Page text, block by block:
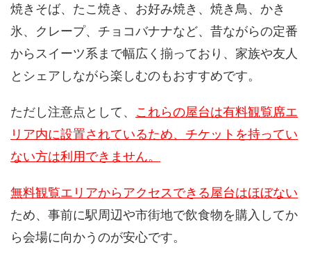
焼きそば、たこ焼き、お好み焼き、焼き鳥、かき
氷、クレープ、チョコバナナなど、昔ながらの定番
からスイーツ系まで幅広く揃っており、家族や友人
とシェアしながら楽しむのもおすすめです。
ただし注意点として、 これらの屋台は有料観覧席エ
リア内に設置されているため、チケットを持ってい
ない方は利用できません。
無料観覧エリアからアクセスできる屋台はほぼない
ため、事前に駅周辺や市街地で飲食物を購入してか
ら会場に向かうのが安心です。